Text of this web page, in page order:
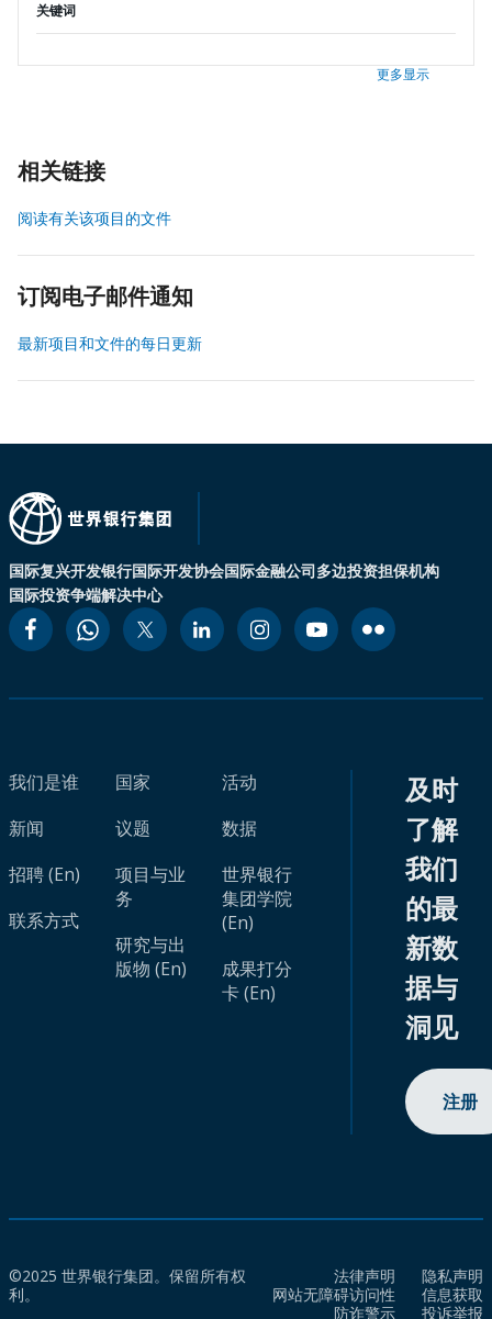
关键词
更多显示
相关链接
阅读有关该项目的文件
订阅电子邮件通知
最新项目和文件的每日更新
国际复兴开发银行国际开发协会国际金融公司多边投资担保机构
国际投资争端解决中心
我们是谁
新闻
招聘 (En)
联系方式
国家
议题
项目与业
务
研究与出
版物 (En)
活动
数据
世界银行
集团学院
(En)
成果打分
卡 (En)
及时
了解
我们
的最
新数
据与
洞见
注册
©2025 世界银行集团。保留所有权
利。
法律声明
隐私声明
网站无障碍访问性
信息获取
防诈警示
投诉举报